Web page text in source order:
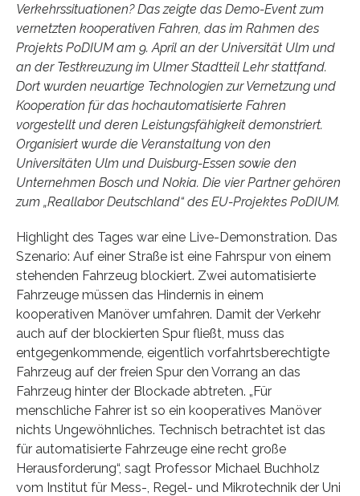
Verkehrssituationen? Das zeigte das Demo-Event zum
vernetzten kooperativen Fahren, das im Rahmen des
Projekts PoDIUM am 9. April an der Universität Ulm und
an der Testkreuzung im Ulmer Stadtteil Lehr stattfand.
Dort wurden neuartige Technologien zur Vernetzung und
Kooperation für das hochautomatisierte Fahren
vorgestellt und deren Leistungsfähigkeit demonstriert.
Organisiert wurde die Veranstaltung von den
Universitäten Ulm und Duisburg-Essen sowie den
Unternehmen Bosch und Nokia. Die vier Partner gehören
zum „Reallabor Deutschland“ des EU-Projektes PoDIUM.
Highlight des Tages war eine Live-Demonstration. Das
Szenario: Auf einer Straße ist eine Fahrspur von einem
stehenden Fahrzeug blockiert. Zwei automatisierte
Fahrzeuge müssen das Hindernis in einem
kooperativen Manöver umfahren. Damit der Verkehr
auch auf der blockierten Spur fließt, muss das
entgegenkommende, eigentlich vorfahrtsberechtigte
Fahrzeug auf der freien Spur den Vorrang an das
Fahrzeug hinter der Blockade abtreten. „Für
menschliche Fahrer ist so ein kooperatives Manöver
nichts Ungewöhnliches. Technisch betrachtet ist das
für automatisierte Fahrzeuge eine recht große
Herausforderung“, sagt Professor Michael Buchholz
vom Institut für Mess-, Regel- und Mikrotechnik der Uni